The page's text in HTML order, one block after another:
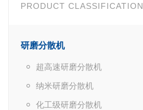
PRODUCT CLASSIFICATION
研磨分散机
超高速研磨分散机
纳米研磨分散机
化工级研磨分散机